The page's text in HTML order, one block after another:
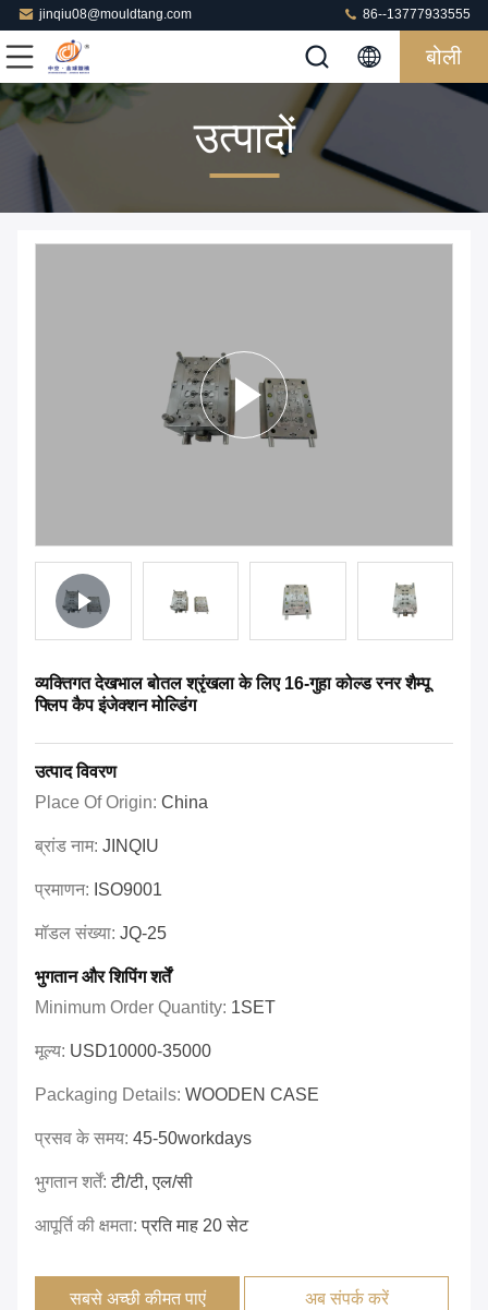
jinqiu08@mouldtang.com 86--13777933555
बोली
उत्पादों
व्यक्तिगत देखभाल बोतल श्रृंखला के लिए 16-गुहा कोल्ड रनर शैम्पू
फ्लिप कैप इंजेक्शन मोल्डिंग
उत्पाद विवरण
Place Of Origin: China
ब्रांड नाम: JINQIU
प्रमाणन: ISO9001
मॉडल संख्या: JQ-25
भुगतान और शिपिंग शर्तें
Minimum Order Quantity: 1SET
मूल्य: USD10000-35000
Packaging Details: WOODEN CASE
प्रसव के समय: 45-50workdays
भुगतान शर्तें:टी/टी, एल/सी
आपूर्ति की क्षमता:प्रति माह 20 सेट
सबसे अच्छी कीमत पाएं अब संपर्क करें